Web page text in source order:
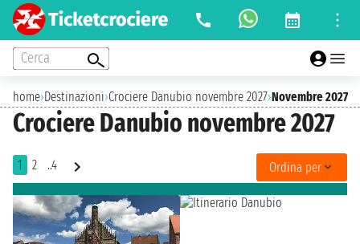
Cerca
home›Destinazioni›Crociere Danubio novembre 2027›Novembre 2027
Crociere Danubio novembre 2027
1 2 ..4 Ordina per